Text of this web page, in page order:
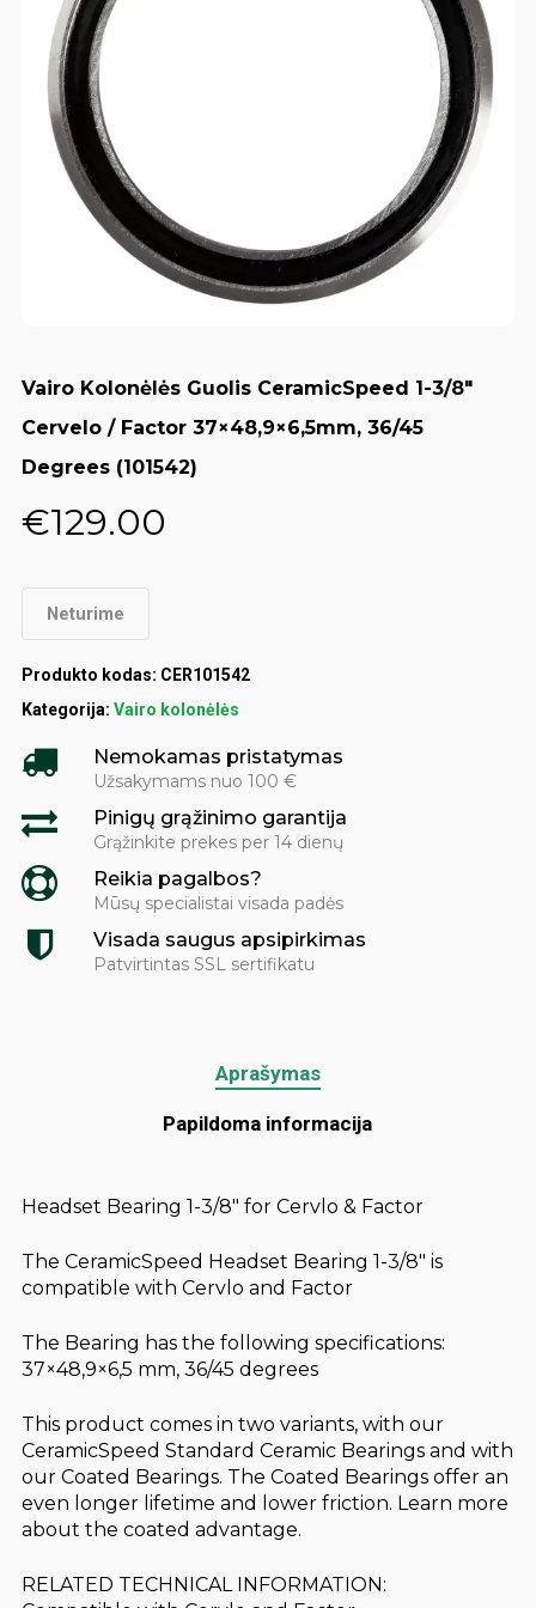
Vairo Kolonėlės Guolis CeramicSpeed 1-3/8"
Cervelo / Factor 37×48,9×6,5mm, 36/45
Degrees (101542)
€129.00
Neturime
Produkto kodas: CER101542
Kategorija: Vairo kolonėlės
Nemokamas pristatymas
Užsakymams nuo 100 €
Pinigų grąžinimo garantija
Grąžinkite prekes per 14 dienų
Reikia pagalbos?
Mūsų specialistai visada padės
Visada saugus apsipirkimas
Patvirtintas SSL sertifikatu
Aprašymas
Papildoma informacija
Headset Bearing 1-3/8" for Cervlo & Factor
The CeramicSpeed Headset Bearing 1-3/8" is
compatible with Cervlo and Factor
The Bearing has the following specifications:
37×48,9×6,5 mm, 36/45 degrees
This product comes in two variants, with our
CeramicSpeed Standard Ceramic Bearings and with
our Coated Bearings. The Coated Bearings offer an
even longer lifetime and lower friction. Learn more
about the coated advantage.
RELATED TECHNICAL INFORMATION: